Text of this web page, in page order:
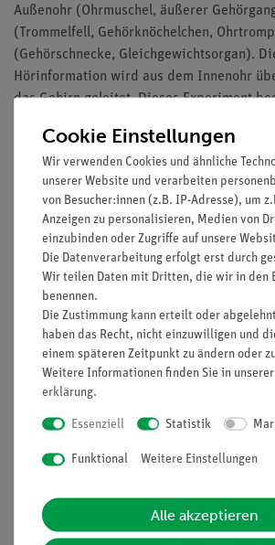
Außenohr (Ohrmuschel, äußerer
(Trommelfell, Gehörknöchelchen,
(Gehörschnecke, Gleichgewichtsorgan).
Hörinformation wird aus dem Innenohr
das Gehirn geleitet. Dieses Experiment
wahrgenommen werden kann.
Vorteile
Versuch ist Teil einer
Versuchen zu den Themen
und -wahrnehmung, Schwingungen
Besonders geeignet für den
Physik im Allgemeinen
Mit anschaulichem
Mit detaillierten Lehrerinformationen
Besonders geeignet bei knapper
minimale Vorbereitungszeit
Aufgaben
Untersuche die Knochenleitung von Schall
Rinne-Versuch und Weber-Versuch
Aufschluss geben können.
Cookie Einstellungen
Wir verwenden Cookies und ähnliche
unserer Website und verarbeiten
von Besucher:innen (z.B. IP-Adresse), um
Anzeigen zu personalisieren, Medien von
einzubinden oder Zugriffe auf unsere
Die Datenverarbeitung erfolgt erst durch
Wir teilen Daten mit Dritten, die wir in den
benennen.
Die Zustimmung kann erteilt oder
haben das Recht, nicht einzuwilligen und
einem späteren Zeitpunkt zu ändern oder
Weitere Informationen finden Sie in unserer
erklärung.
Essenziell Statistik
Funktional Weitere Einstellungen
Alle akzeptieren